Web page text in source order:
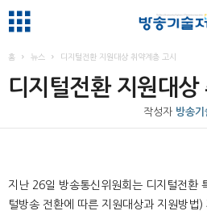
홈 뉴스 디지털전환 지원대상 취약계층 고시
디지털전환 지원대상
작성자 방송기
지난 26일 방송통신위원회는 디지털전환
털방송 전환에 따른 지원대상과 지원방법